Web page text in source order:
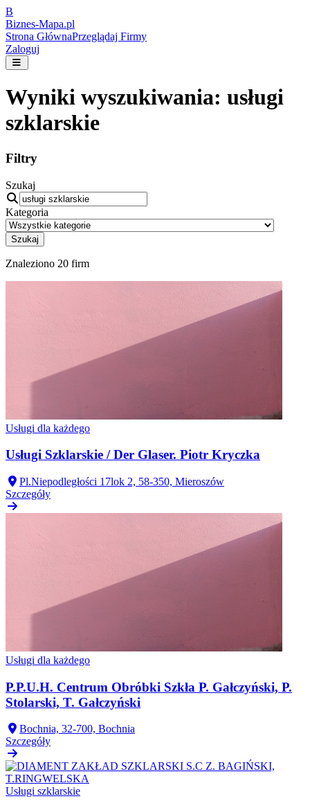
B
Biznes-Mapa.pl
Strona GłównaPrzeglądaj Firmy
Zaloguj
Wyniki wyszukiwania: usługi
szklarskie
Filtry
Szukaj
Kategoria
Szukaj
Znaleziono 20 firm
Usługi dla każdego
Usługi Szklarskie / Der Glaser. Piotr Kryczka
Pl.Niepodległości 17lok 2, 58-350, Mieroszów
Szczegóły
Usługi dla każdego
P.P.U.H. Centrum Obróbki Szkła P. Gałczyński, P.
Stolarski, T. Gałczyński
Bochnia, 32-700, Bochnia
Szczegóły
Usługi szklarskie